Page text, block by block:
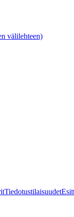
välilehteen)
Tiedotustilaisuudet